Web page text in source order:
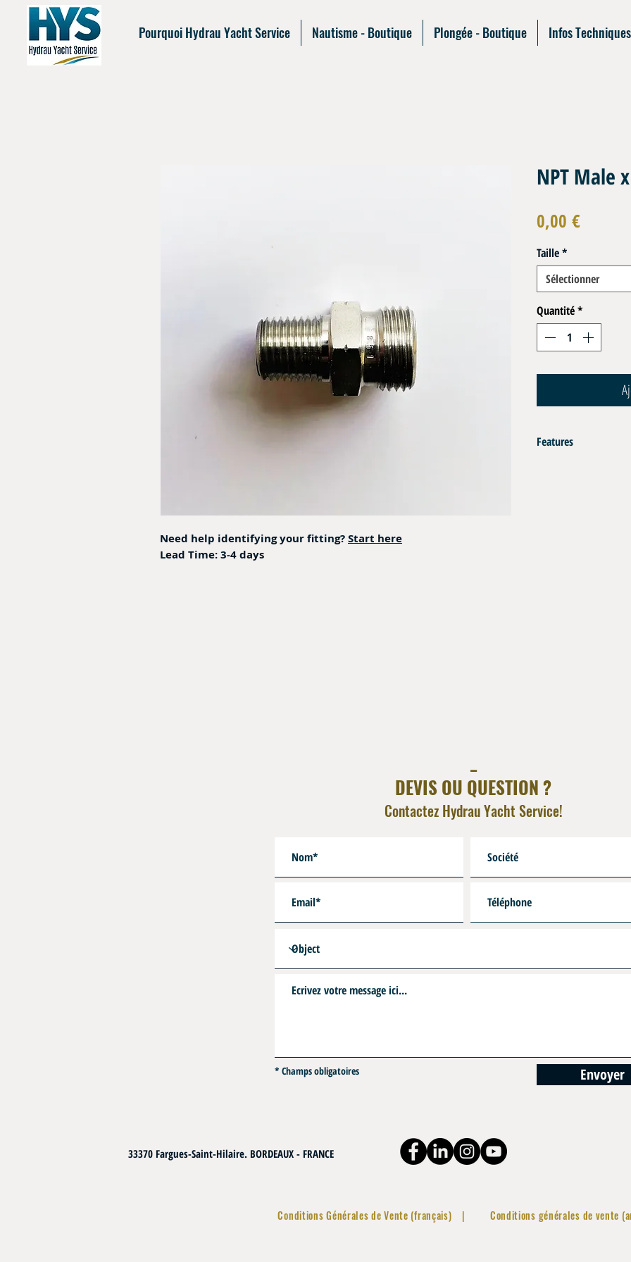
Pourquoi Hydrau Yacht Service Nautisme - Boutique Plongée - Boutique Infos Techniques
Need help identifying your fitting?Start here
Lead Time: 3-4 days
NPT Male
0,00 €
Taille*
Sélectionner
Quantité*
Features
DEVIS OU QUESTION ?
Contactez Hydrau Yacht Service!
* Champs obligatoires Envoyer
33370 Fargues-Saint-Hilaire. BORDEAUX - FRANCE
Conditions Générales de Vente (français) | Conditions générales de vente